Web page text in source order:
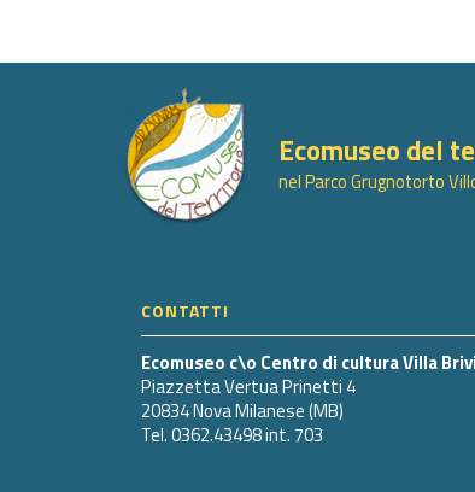
Ecomuseo del
nel Parco Grugnotorto
CONTATTI
Ecomuseo c\o Centro di cultura Villa
Piazzetta Vertua Prinetti 4
20834 Nova Milanese (MB)
Tel. 0362.43498 int. 703